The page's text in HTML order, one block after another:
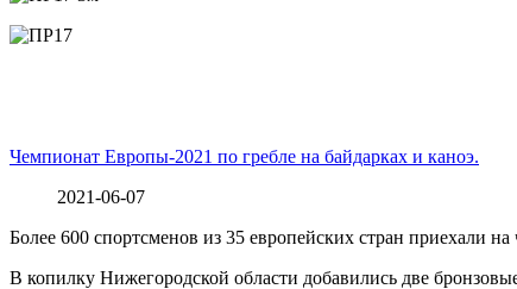
Чемпионат Европы-2021 по гребле на байдарках и каноэ.
2021-06-07
Более 600 спортсменов из 35 европейских стран
В копилку Нижегородской области добавились две